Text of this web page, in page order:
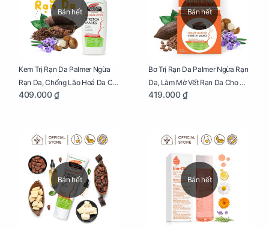
Bán hết
Kem Trị Rạn Da Palmer Ngừa
Rạn Da, Chống Lão Hoá Da Cho
Mẹ Bầu Chai 250ml
409.000 ₫
Bán hết
Bơ Trị Rạn Da Palmer Ngừa Rạn
Da, Làm Mờ Vết Rạn Da Cho Mẹ
Bầu Hũ 125g
419.000 ₫
Bán hết Bán hết